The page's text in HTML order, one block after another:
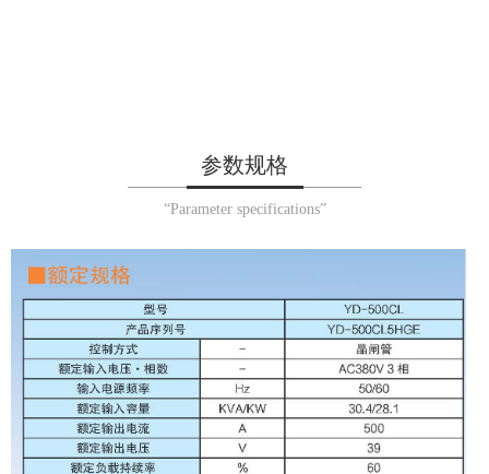
参数规格
“Parameter specifications”